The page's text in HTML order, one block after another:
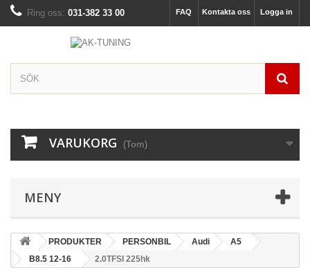
Logga in
Kontakta oss
FAQ
Ring oss: 031-382 33 00
VARUKORG (Tom)
MENY
PRODUKTER PERSONBIL Audi
A5
B8.5 12-16
2.0TFSI 225hk